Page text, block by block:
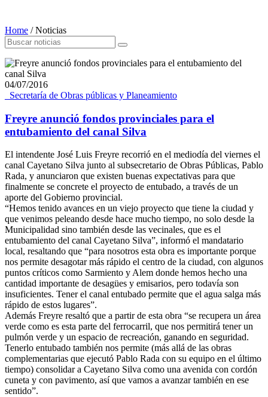
Home /Noticias
04/07/2016
_Secretaría de Obras públicas y Planeamiento
Freyre anunció fondos provinciales para el
entubamiento del canal Silva
El intendente José Luis Freyre recorrió en el mediodía del viernes el
canal Cayetano Silva junto al subsecretario de Obras Públicas, Pablo
Rada, y anunciaron que existen buenas expectativas para que
finalmente se concrete el proyecto de entubado, a través de un
aporte del Gobierno provincial.
“Hemos tenido avances en un viejo proyecto que tiene la ciudad y
que venimos peleando desde hace mucho tiempo, no solo desde la
Municipalidad sino también desde las vecinales, que es el
entubamiento del canal Cayetano Silva”, informó el mandatario
local, resaltando que “para nosotros esta obra es importante porque
nos permite desagotar más rápido el centro de la ciudad, con algunos
puntos críticos como Sarmiento y Alem donde hemos hecho una
cantidad importante de desagües y emisarios, pero todavía son
insuficientes. Tener el canal entubado permite que el agua salga más
rápido de estos lugares”.
Además Freyre resaltó que a partir de esta obra “se recupera un área
verde como es esta parte del ferrocarril, que nos permitirá tener un
pulmón verde y un espacio de recreación, ganando en seguridad.
Tenerlo entubado también nos permite (más allá de las obras
complementarias que ejecutó Pablo Rada con su equipo en el último
tiempo) consolidar a Cayetano Silva como una avenida con cordón
cuneta y con pavimento, así que vamos a avanzar también en ese
sentido”.